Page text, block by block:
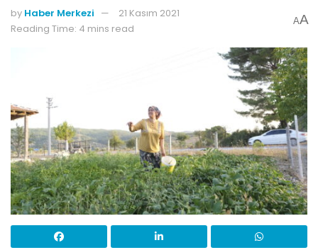
by Haber Merkezi
21 Kasım 2021
Reading Time: 4 mins read
AA